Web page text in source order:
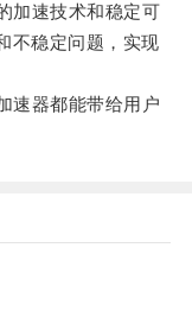
速技术和稳定可
不稳定问题，实现
器都能带给用户